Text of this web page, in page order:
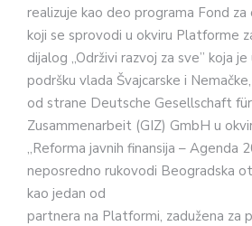
realizuje kao deo programa Fond za
koji se sprovodi u okviru Platforme
dijalog „Održivi razvoj za sve” koja
podršku vlada Švajcarske i
od strane Deutsche Gesellschaft
Zusammenarbeit (GIZ) GmbH u
„Reforma javnih finansija – Agenda
neposredno rukovodi Beogradska
kao jedan od
partnera na Platformi, zadužena za